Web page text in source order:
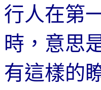
行人在第
時，意思
有這樣的